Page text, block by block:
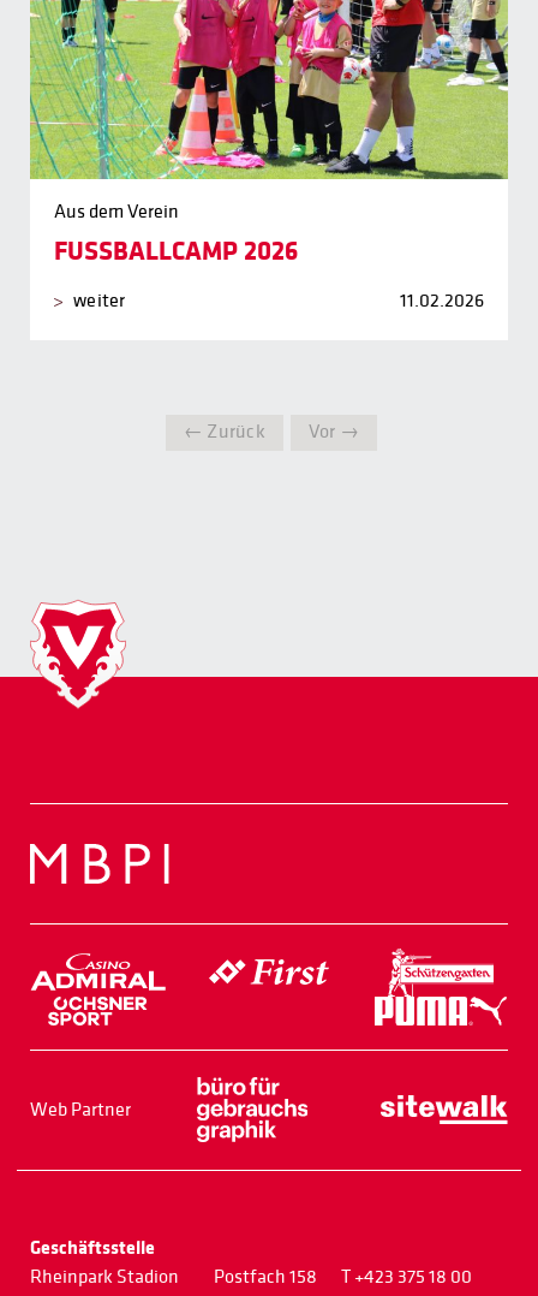
Aus dem Verein
FUSSBALLCAMP 2026
weiter 11.02.2026
← Zurück Vor →
Web Partner
Geschäftsstelle
Rheinpark Stadion
Postfach 158
T +423 375 18 00